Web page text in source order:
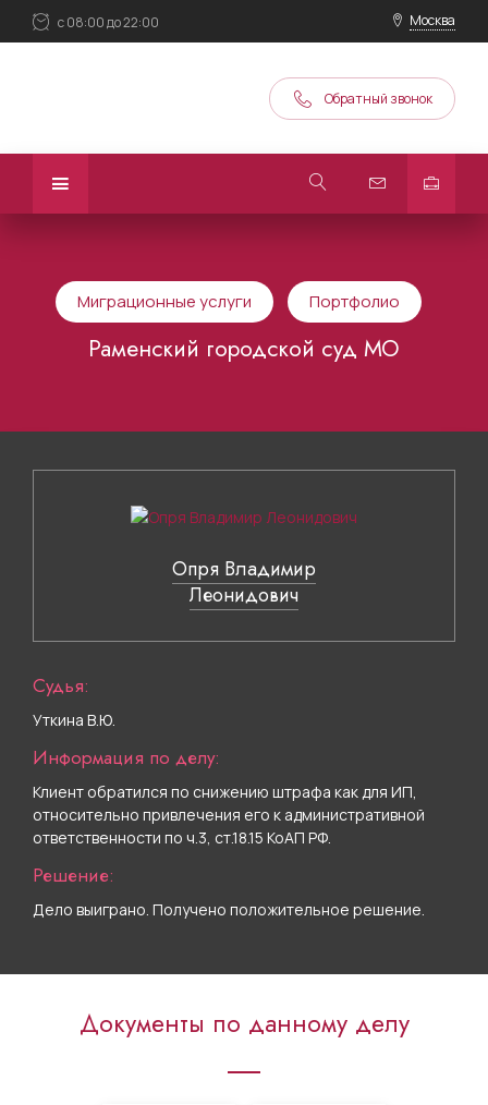
с 08:00 до 22:00 Москва
Обратный звонок
Миграционные услуги Портфолио
Раменский городской суд МО
Опря Владимир
Леонидович
Судья:
Уткина В.Ю.
Информация по делу:
Клиент обратился по снижению штрафа как для ИП,
относительно привлечения его к административной
ответственности по ч.3, ст.18.15 КоАП РФ.
Решение:
Дело выиграно. Получено положительное решение.
Документы по данному делу